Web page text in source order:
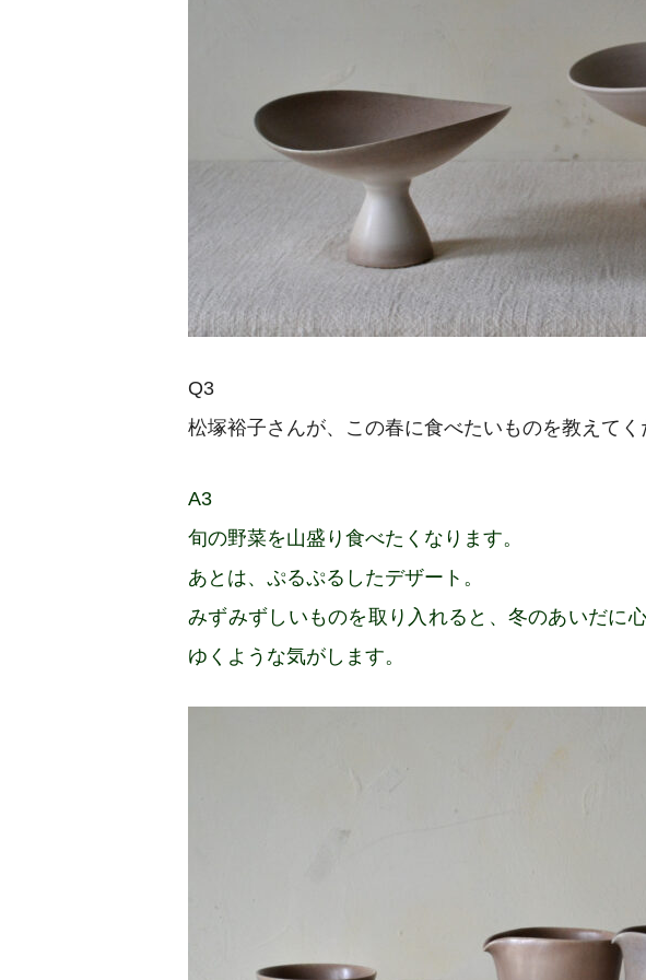
Q3
松塚裕子さんが、この春に食べたいものを教えてく
A3
旬の野菜を山盛り食べたくなります。
あとは、ぷるぷるしたデザート。
みずみずしいものを取り入れると、冬のあいだに
ゆくような気がします。